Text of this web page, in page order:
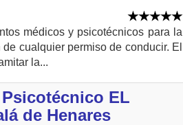
médicos y psicotécnicos para la
cualquier permiso de conducir. El
la...
Psicotécnico EL
de Henares